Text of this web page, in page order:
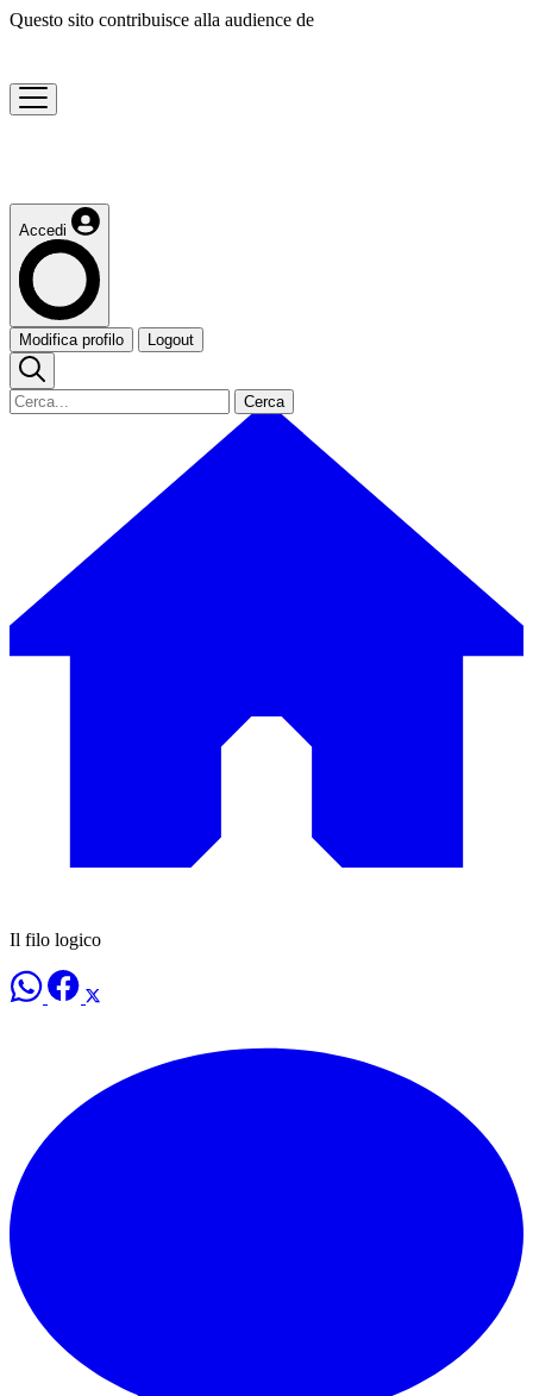
Questo sito contribuisce alla audience de
Accedi
Modifica profilo Logout
Cerca
Il filo logico